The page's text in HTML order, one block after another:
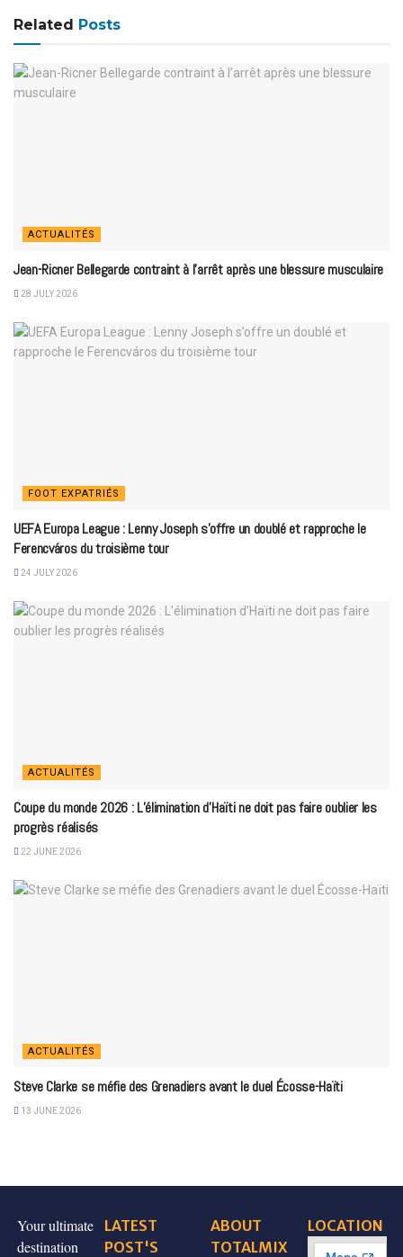
Related Posts
ACTUALITÉS
Jean-Ricner Bellegarde contraint à l’arrêt après une blessure musculaire
28 JULY 2026
FOOT EXPATRIÉS
UEFA Europa League : Lenny Joseph s’offre un doublé et rapproche le
Ferencváros du troisième tour
24 JULY 2026
ACTUALITÉS
Coupe du monde 2026 : L’élimination d’Haïti ne doit pas faire oublier les
progrès réalisés
22 JUNE 2026
ACTUALITÉS
Steve Clarke se méfie des Grenadiers avant le duel Écosse-Haïti
13 JUNE 2026
Your ultimate
destination
LATEST
POST'S
ABOUT
TOTALMIX
LOCATION